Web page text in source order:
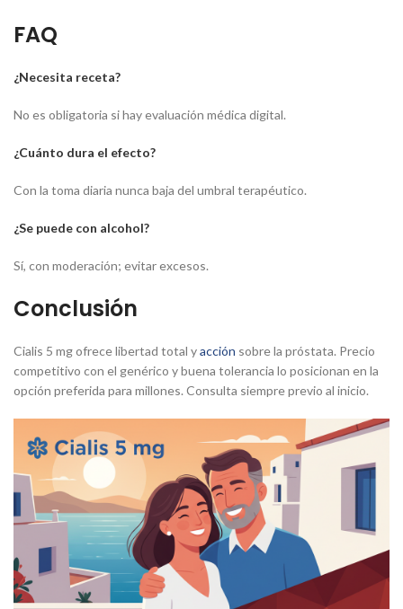
FAQ
¿Necesita receta?
No es obligatoria si hay evaluación médica digital.
¿Cuánto dura el efecto?
Con la toma diaria nunca baja del umbral terapéutico.
¿Se puede con alcohol?
Sí, con moderación; evitar excesos.
Conclusión
Cialis 5 mg ofrece libertad total yacción sobre la próstata. Precio
competitivo con el genérico y buena tolerancia lo posicionan en la
opción preferida para millones. Consulta siempre previo al inicio.